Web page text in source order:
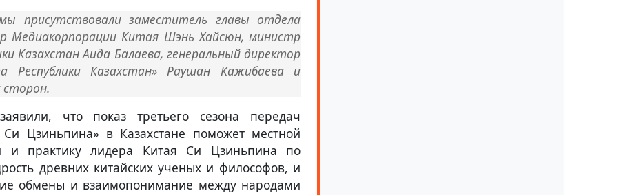
присутствовали заместитель главы отдела
Медиакорпорации Китая Шэнь Хайсюн, министр
Казахстан Аида Балаева, генеральный директор
Республики Казахстан» Раушан Кажибаева и
сторон.
что показ третьего сезона передач
Цзиньпина» в Казахстане поможет местной
и практику лидера Китая Си Цзиньпина по
древних китайских ученых и философов, и
обмены и взаимопонимание между народами